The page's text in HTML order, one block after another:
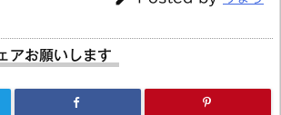
アお願いします